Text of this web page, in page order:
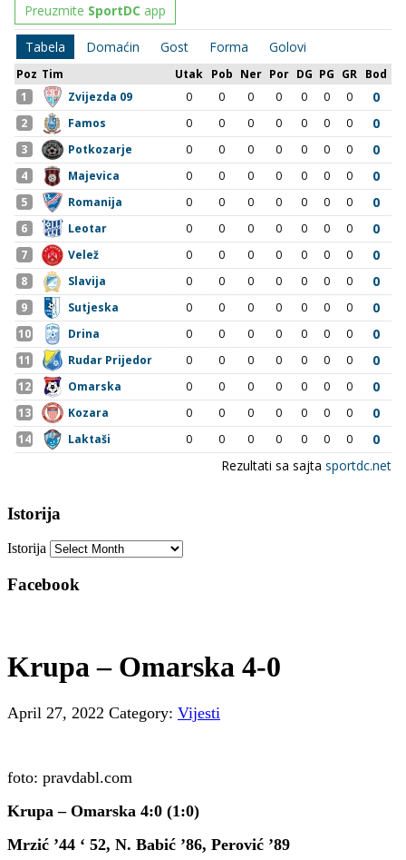
Istorija
Istorija
Facebook
Krupa – Omarska 4-0
April 27, 2022 Category: Vijesti
foto: pravdabl.com
Krupa – Omarska 4:0 (1:0)
Mrzić ’44 ‘ 52, N. Babić ’86, Perović ’89